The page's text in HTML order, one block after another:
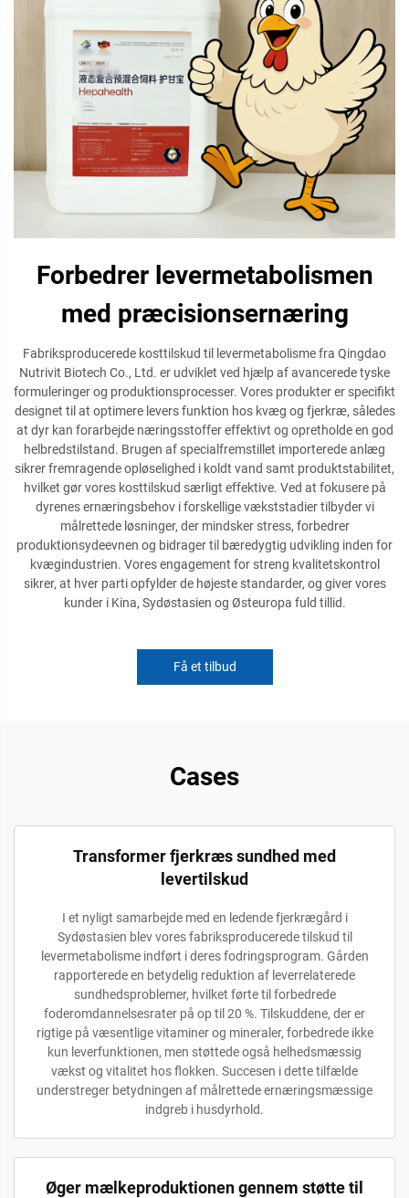
Forbedrer levermetabolismen
med præcisionsernæring
Fabriksproducerede kosttilskud til levermetabolisme fra Qingdao
Nutrivit Biotech Co., Ltd. er udviklet ved hjælp af avancerede tyske
formuleringer og produktionsprocesser. Vores produkter er specifikt
designet til at optimere levers funktion hos kvæg og fjerkræ, således
at dyr kan forarbejde næringsstoffer effektivt og opretholde en god
helbredstilstand. Brugen af specialfremstillet importerede anlæg
sikrer fremragende opløselighed i koldt vand samt produktstabilitet,
hvilket gør vores kosttilskud særligt effektive. Ved at fokusere på
dyrenes ernæringsbehov i forskellige vækststadier tilbyder vi
målrettede løsninger, der mindsker stress, forbedrer
produktionsydeevnen og bidrager til bæredygtig udvikling inden for
kvægindustrien. Vores engagement for streng kvalitetskontrol
sikrer, at hver parti opfylder de højeste standarder, og giver vores
kunder i Kina, Sydøstasien og Østeuropa fuld tillid.
Få et tilbud
Cases
Transformer fjerkræs sundhed med
levertilskud
I et nyligt samarbejde med en ledende fjerkrægård i
Sydøstasien blev vores fabriksproducerede tilskud til
levermetabolisme indført i deres fodringsprogram. Gården
rapporterede en betydelig reduktion af leverrelaterede
sundhedsproblemer, hvilket førte til forbedrede
foderomdannelsesrater på op til 20 %. Tilskuddene, der er
rigtige på væsentlige vitaminer og mineraler, forbedrede ikke
kun leverfunktionen, men støttede også helhedsmæssig
vækst og vitalitet hos flokken. Succesen i dette tilfælde
understreger betydningen af målrettede ernæringsmæssige
indgreb i husdyrhold.
Øger mælkeproduktionen gennem støtte til